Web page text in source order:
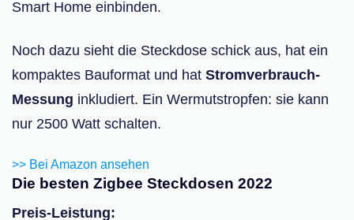
Smart Home einbinden.
Noch dazu sieht die Steckdose schick aus, hat ein
kompaktes Bauformat und hat Stromverbrauch-
Messung inkludiert. Ein Wermutstropfen: sie kann
nur 2500 Watt schalten.
>> Bei Amazon ansehen
Die besten Zigbee Steckdosen 2022
Preis-Leistung: